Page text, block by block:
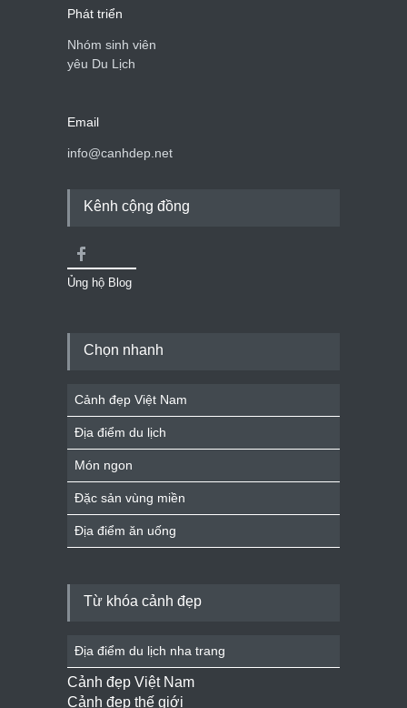
Phát triển
Nhóm sinh viên
yêu Du Lịch
Email
info@canhdep.net
Kênh cộng đồng
Ủng hộ Blog
Chọn nhanh
Cảnh đẹp Việt Nam
Địa điểm du lịch
Món ngon
Đặc sản vùng miền
Địa điểm ăn uống
Từ khóa cảnh đẹp
Địa điểm du lịch nha trang
Cảnh đẹp Việt Nam
Cảnh đẹp thế giới